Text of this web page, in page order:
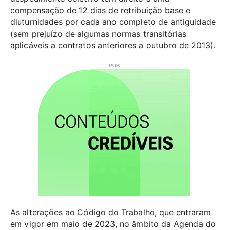
compensação de 12 dias de retribuição base e
diuturnidades por cada ano completo de antiguidade
(sem prejuízo de algumas normas transitórias
aplicáveis a contratos anteriores a outubro de 2013).
As alterações ao Código do Trabalho, que entraram
em vigor em maio de 2023, no âmbito da Agenda do